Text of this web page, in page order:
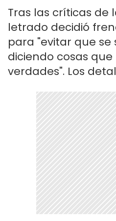
Tras las críticas de
letrado decidió
para "evitar que
diciendo cosas que
verdades". Los